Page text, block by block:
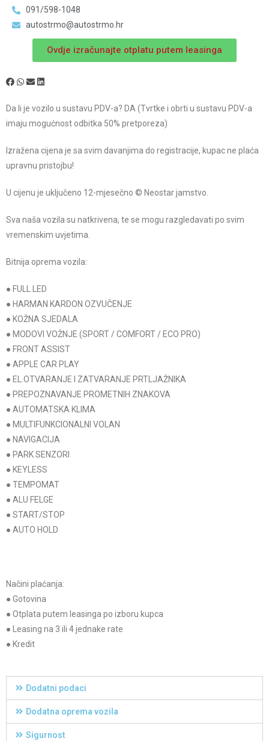
091/598-1048
autostrmo@autostrmo.hr
Ovdje izračunajte otplatu putem leasinga
Da li je vozilo u sustavu PDV-a? DA (Tvrtke i obrti u sustavu PDV-a
imaju mogućnost odbitka 50% pretporeza)
Izražena cijena je sa svim davanjima do registracije, kupac ne plaća
upravnu pristojbu!
U cijenu je uključeno 12-mjesečno © Neostar jamstvo.
Sva naša vozila su natkrivena, te se mogu razgledavati po svim
vremenskim uvjetima.
Bitnija oprema vozila:
● FULL LED
● HARMAN KARDON OZVUČENJE
● KOŽNA SJEDALA
● MODOVI VOŽNJE (SPORT / COMFORT / ECO PRO)
● FRONT ASSIST
● APPLE CAR PLAY
● EL.OTVARANJE I ZATVARANJE PRTLJAŽNIKA
● PREPOZNAVANJE PROMETNIH ZNAKOVA
● AUTOMATSKA KLIMA
● MULTIFUNKCIONALNI VOLAN
● NAVIGACIJA
● PARK SENZORI
● KEYLESS
● TEMPOMAT
● ALU FELGE
● START/STOP
● AUTO HOLD
Načini plaćanja:
● Gotovina
● Otplata putem leasinga po izboru kupca
● Leasing na 3 ili 4 jednake rate
● Kredit
Dodatni podaci
Dodatna oprema vozila
Sigurnost